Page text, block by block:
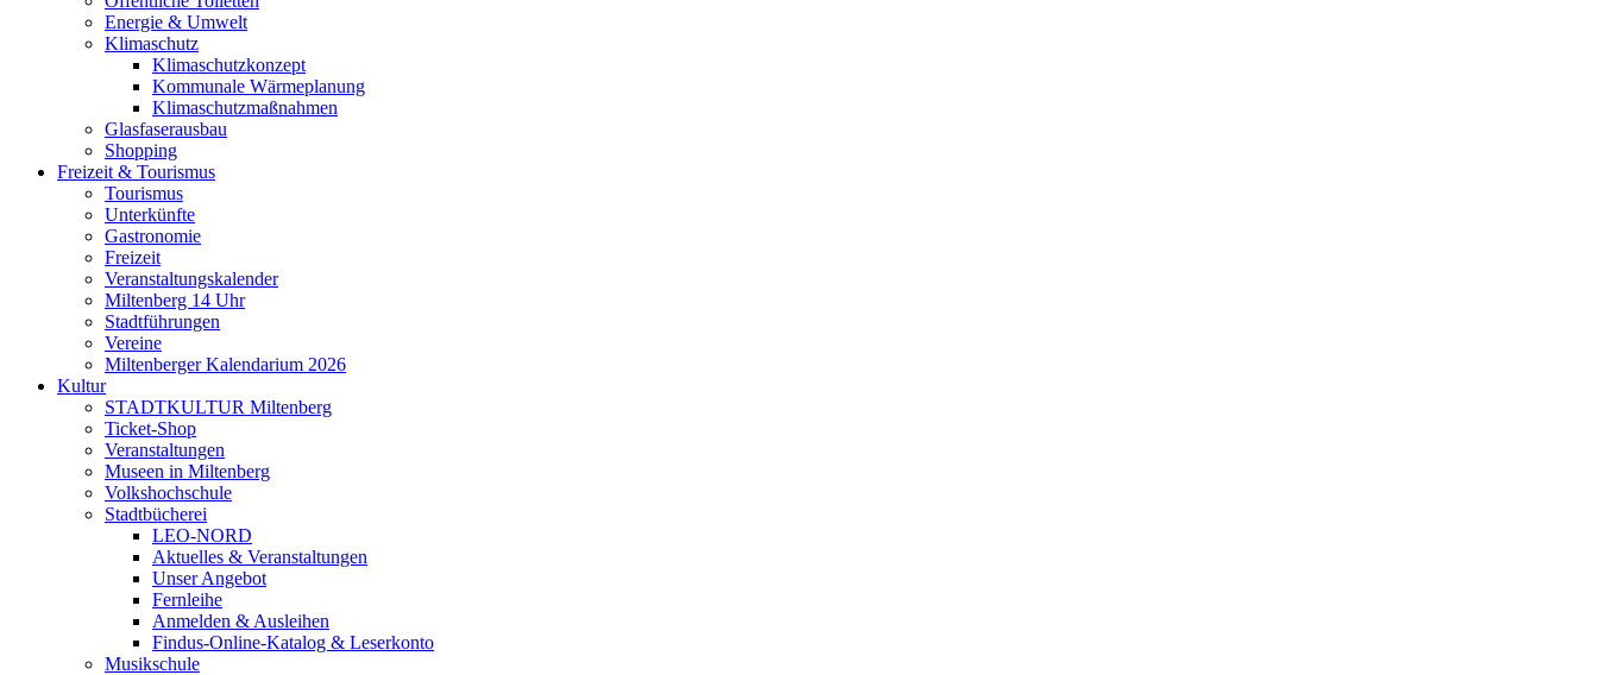
Energie & Umwelt
Klimaschutz
Klimaschutzkonzept
Kommunale Wärmeplanung
Klimaschutzmaßnahmen
Glasfaserausbau
Shopping
Freizeit & Tourismus
Tourismus
Unterkünfte
Gastronomie
Freizeit
Veranstaltungskalender
Miltenberg 14 Uhr
Stadtführungen
Vereine
Miltenberger Kalendarium 2026
Kultur
STADTKULTUR Miltenberg
Ticket-Shop
Veranstaltungen
Museen in Miltenberg
Volkshochschule
Stadtbücherei
LEO-NORD
Aktuelles & Veranstaltungen
Unser Angebot
Fernleihe
Anmelden & Ausleihen
Findus-Online-Katalog & Leserkonto
Musikschule